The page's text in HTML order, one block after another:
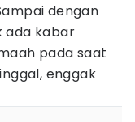
dengan
ada kabar
pada saat
enggak